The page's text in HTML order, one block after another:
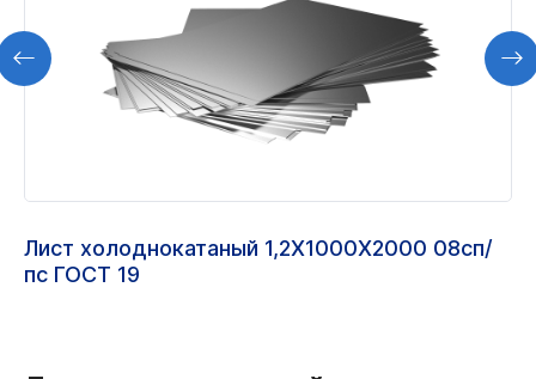
Лист холоднокатаный 1,2Х1000Х2000 08сп/
пс ГОСТ 19